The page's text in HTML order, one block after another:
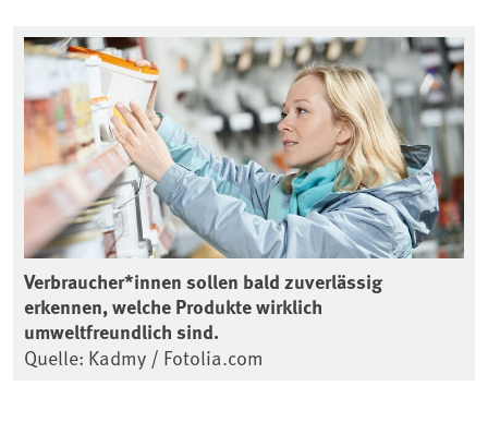
Verbraucher*innen sollen bald zuverlässig
erkennen, welche Produkte wirklich
umweltfreundlich sind.
Quelle: Kadmy / Fotolia.com